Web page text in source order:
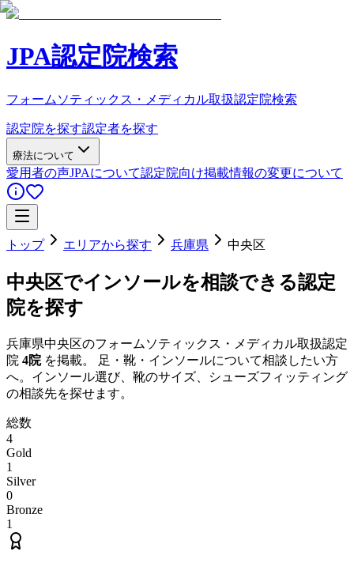
JPA認定院検索
フォームソティックス・メディカル取扱認定院検索
認定院を探す認定者を探す
療法について
愛用者の声JPAについて認定院向け掲載情報の変更について
トップ エリアから探す 兵庫県 中央区
中央区でインソールを相談できる認定
院を探す
兵庫県中央区のフォームソティックス・メディカル取扱認定
院 4院を掲載。 足・靴・インソールについて相談したい方
へ。インソール選び、靴のサイズ、シューズフィッティング
の相談先を探せます。
総数
4
Gold
1
Silver
0
Bronze
1